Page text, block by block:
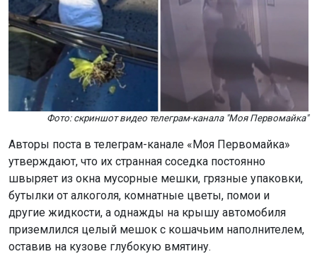
Фото: скриншот видео телеграм-канала "Моя Первомайка"
Авторы поста в телеграм-канале «Моя Первомайка»
утверждают, что их странная соседка постоянно
швыряет из окна мусорные мешки, грязные упаковки,
бутылки от алкоголя, комнатные цветы, помои и
другие жидкости, а однажды на крышу автомобиля
приземлился целый мешок с кошачьим наполнителем,
оставив на кузове глубокую вмятину.